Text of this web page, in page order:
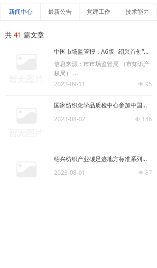
新闻中心 最新公告 党建工作 技术能力
共 41 篇文章
中国市场监管报：A6版--绍兴首创“标准动态雷达”助企规避绿色贸易壁垒
信息来源：市市场监管局 （市知识产
权局）
넶 95
2023-09-11
国家纺织化学品质检中心参加中国国际染料展
넶 146
2023-08-02
绍兴纺织产业碳足迹地方标准系列再添新拼图
넶 87
2023-08-01